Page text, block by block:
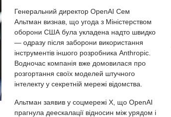
Генеральний директор OpenAI Сем
Альтман визнав, що угода з Міністерством
оборони США була укладена надто швидко
— одразу після заборони використання
інструментів іншого розробника Anthropic.
Водночас компанія вже домовилася про
розгортання своїх моделей штучного
інтелекту у секретній мережі відомства.
Альтман заявив у соцмережі X, що OpenAI
прагнула деескалації відносин між урядом і